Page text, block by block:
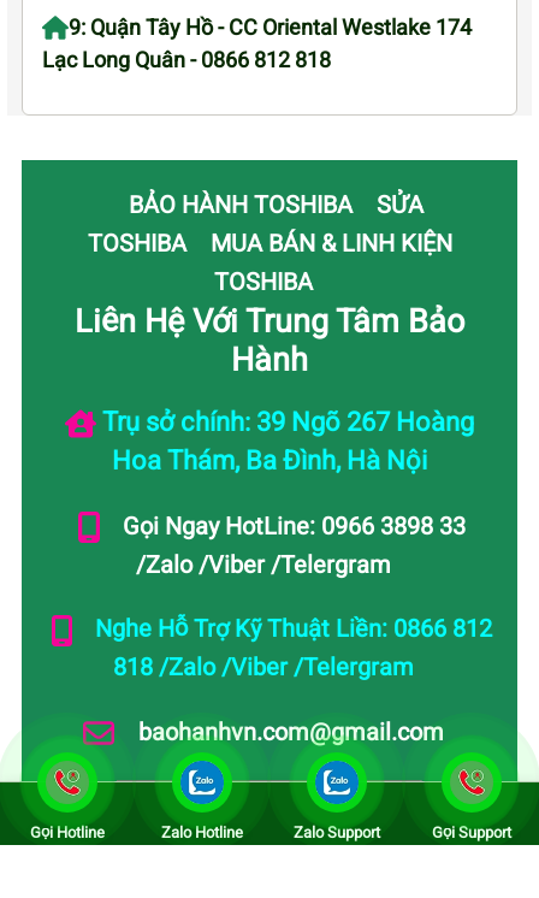
9: Quận Tây Hồ - CC Oriental Westlake 174
Lạc Long Quân - 0866 812 818
BẢO HÀNH TOSHIBA
SỬA
TOSHIBA
MUA BÁN & LINH KIỆN
TOSHIBA
Liên Hệ Với Trung Tâm Bảo
Hành
Trụ sở chính: 39 Ngõ 267 Hoàng
Hoa Thám, Ba Đình, Hà Nội
Gọi Ngay HotLine: 0966 3898 33
/Zalo /Viber /Telergram
Nghe Hỗ Trợ Kỹ Thuật Liền: 0866 812
818 /Zalo /Viber /Telergram
baohanhvn.com@gmail.com
Lấy Uy Tín Làm Nền Tảng - Lấy Chất Lượng Để
Gọi Hotline Zalo Hotline Zalo Support Gọi Support